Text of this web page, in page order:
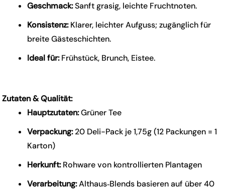
Geschmack:Sanft grasig, leichte Fruchtnoten.
Konsistenz:Klarer, leichter Aufguss; zugänglich für
breite Gästeschichten.
Ideal für:Frühstück, Brunch, Eistee.
Zutaten & Qualität:
Hauptzutaten:Grüner Tee
Verpackung:20 Deli-Pack je 1,75g (12 Packungen = 1
Karton)
Herkunft:Rohware von kontrollierten Plantagen
Verarbeitung:Althaus‑Blends basieren auf über 40